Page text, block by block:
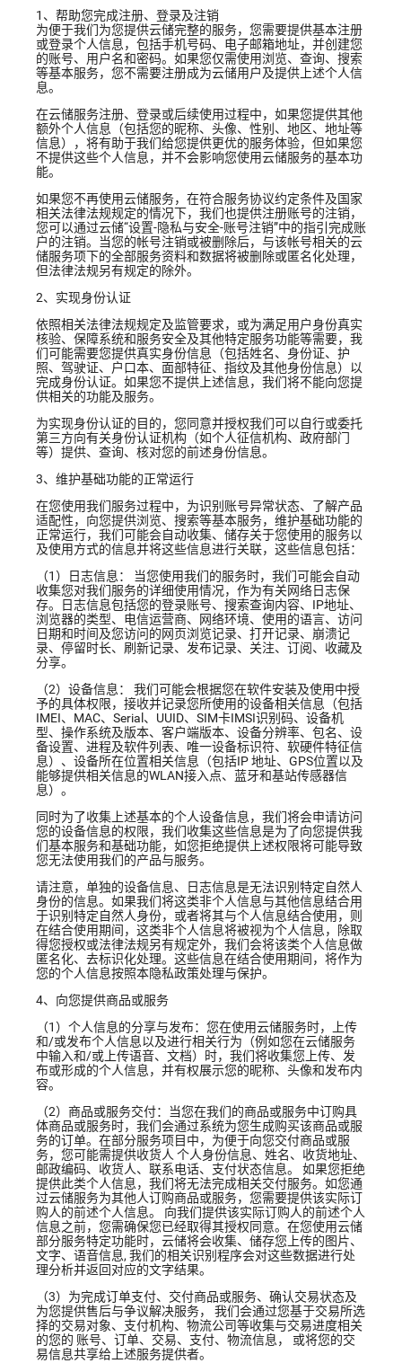
1、帮助您完成注册、登录及注销
为便于我们为您提供云储完整的服务，您需要提供基本注册
或登录个人信息，包括手机号码、电子邮箱地址，并创建您
的账号、用户名和密码。如果您仅需使用浏览、查询、搜索
等基本服务，您不需要注册成为云储用户及提供上述个人信
息。
在云储服务注册、登录或后续使用过程中，如果您提供其他
额外个人信息（包括您的昵称、头像、性别、地区、地址等
信息），将有助于我们给您提供更优的服务体验，但如果您
不提供这些个人信息，并不会影响您使用云储服务的基本功
能。
如果您不再使用云储服务，在符合服务协议约定条件及国家
相关法律法规规定的情况下，我们也提供注册账号的注销，
您可以通过云储“设置-隐私与安全-账号注销”中的指引完成账
户的注销。当您的帐号注销或被删除后，与该帐号相关的云
储服务项下的全部服务资料和数据将被删除或匿名化处理，
但法律法规另有规定的除外。
2、实现身份认证
依照相关法律法规规定及监管要求，或为满足用户身份真实
核验、保障系统和服务安全及其他特定服务功能等需要， 我
们可能需要您提供真实身份信息（包括姓名、身份证、护
照、驾驶证、户口本、面部特征、指纹及其他身份信息） 以
完成身份认证。如果您不提供上述信息，我们将不能向您提
供相关的功能及服务。
为实现身份认证的目的， 您同意并授权我们可以自行或委托
第三方向有关身份认证机构（如个人征信机构、政府部门
等）提供、查询、核对您的前述身份信息。
3、维护基础功能的正常运行
在您使用我们服务过程中，为识别账号异常状态、了解产品
适配性，向您提供浏览、搜索等基本服务，维护基础功能的
正常运行， 我们可能会自动收集、储存关于您使用的服务以
及使用方式的信息并将这些信息进行关联，这些信息包括：
（1）日志信息： 当您使用我们的服务时，我们可能会自动
收集您对我们服务的详细使用情况，作为有关网络日志保
存。日志信息包括您的登录账号、搜索查询内容、IP地址、
浏览器的类型、电信运营商、网络环境、使用的语言、访问
日期和时间及您访问的网页浏览记录、打开记录、崩溃记
录、停留时长、刷新记录、发布记录、关注、订阅、收藏及
分享。
（2）设备信息： 我们可能会根据您在软件安装及使用中授
予的具体权限，接收并记录您所使用的设备相关信息 （包括
IMEI、MAC、Serial、UUID、SIM卡IMSI识别码、设备机
型、操作系统及版本、客户端版本、设备分辨率、包名、设
备设置、进程及软件列表、唯一设备标识符、软硬件特征信
息）、设备所在位置相关信息（包括IP 地址、GPS位置以及
能够提供相关信息的WLAN接入点、蓝牙和基站传感器信
息）。
同时为了收集上述基本的个人设备信息，我们将会申请访问
您的设备信息的权限，我们收集这些信息是为了向您提供我
们基本服务和基础功能，如您拒绝提供上述权限将可能导致
您无法使用我们的产品与服务。
请注意，单独的设备信息、日志信息是无法识别特定自然人
身份的信息。如果我们将这类非个人信息与其他信息结合用
于识别特定自然人身份，或者将其与个人信息结合使用，则
在结合使用期间，这类非个人信息将被视为个人信息，除取
得您授权或法律法规另有规定外，我们会将该类个人信息做
匿名化、去标识化处理。这些信息在结合使用期间，将作为
您的个人信息按照本隐私政策处理与保护。
4、向您提供商品或服务
（1）个人信息的分享与发布：您在使用云储服务时，上传
和/或发布个人信息以及进行相关行为（例如您在云储服务
中输入和/或上传语音、文档）时，我们将收集您上传、发
布或形成的个人信息，并有权展示您的昵称、头像和发布内
容。
（2）商品或服务交付：当您在我们的商品或服务中订购具
体商品或服务时，我们会通过系统为您生成购买该商品或服
务的订单。在部分服务项目中，为便于向您交付商品或服
务，您可能需提供收货人 个人身份信息、姓名、收货地址、
邮政编码、收货人、联系电话、支付状态信息。 如果您拒绝
提供此类个人信息，我们将无法完成相关交付服务。如您通
过云储服务为其他人订购商品或服务，您需要提供该实际订
购人的前述个人信息。 向我们提供该实际订购人的前述个人
信息之前，您需确保您已经取得其授权同意。在您使用云储
部分服务特定功能时，云储将会收集、储存您上传的图片、
文字、语音信息, 我们的相关识别程序会对这些数据进行处
理分析并返回对应的文字结果。
（3）为完成订单支付、交付商品或服务、确认交易状态及
为您提供售后与争议解决服务， 我们会通过您基于交易所选
择的交易对象、支付机构、物流公司等收集与交易进度相关
的您的 账号、订单、交易、支付、物流信息， 或将您的交
易信息共享给上述服务提供者。